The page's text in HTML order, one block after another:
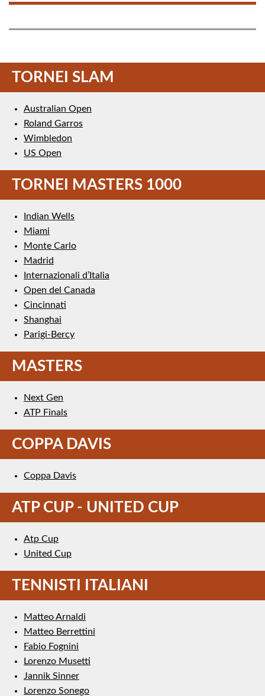
TORNEI SLAM
Australian Open
Roland Garros
Wimbledon
US Open
TORNEI MASTERS 1000
Indian Wells
Miami
Monte Carlo
Madrid
Internazionali d’Italia
Open del Canada
Cincinnati
Shanghai
Parigi-Bercy
MASTERS
Next Gen
ATP Finals
COPPA DAVIS
Coppa Davis
ATP CUP - UNITED CUP
Atp Cup
United Cup
TENNISTI ITALIANI
Matteo Arnaldi
Matteo Berrettini
Fabio Fognini
Lorenzo Musetti
Jannik Sinner
Lorenzo Sonego